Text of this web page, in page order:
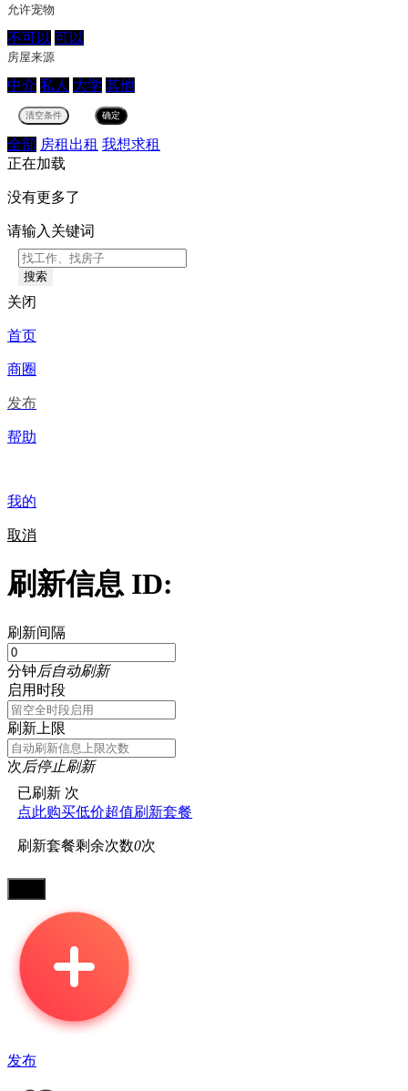
允许宠物
不可以 可以
房屋来源
中介 私人 大学 其他
全部 房租出租 我想求租
正在加载
没有更多了
请输入关键词
搜索
关闭
首页
商圈
发布
帮助
我的
取消
刷新信息 ID:
刷新间隔
分钟后自动刷新
启用时段
刷新上限
次后停止刷新
已刷新 次
点此购买低价超值刷新套餐
刷新套餐剩余次数0次
发布